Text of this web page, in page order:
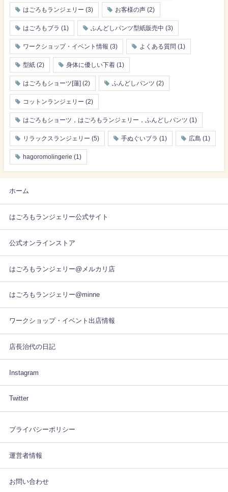
はごろもランジェリー (3) お客様の声 (2)
はごろもブラ (1) ふんどしパンツ型紙販売中 (3)
ワークショップ・イベント情報 (3) よくある質問 (1)
型紙 (2) 身体に優しい下着 (1)
はごろもショーツ[蓮] (2) ふんどしパンツ (2)
コットンランジェリー (2)
はごろもショーツ，はごろもランジェリー，ふんどしパンツ (1)
リラックスランジェリー (5) 手ぬぐいブラ (1) 広島 (1)
hagoromolingerie (1)
ホーム
はごろもランジェリー公式サイト
公式オンラインストア
はごろもランジェリー@メルカリ店
はごろもランジェリー@minne
ワークショップ・イベント出店情報
店長治代の日記
Instagram
Twitter
プライバシーポリシー
運営者情報
お問い合わせ